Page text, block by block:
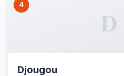
4
D
Djougou